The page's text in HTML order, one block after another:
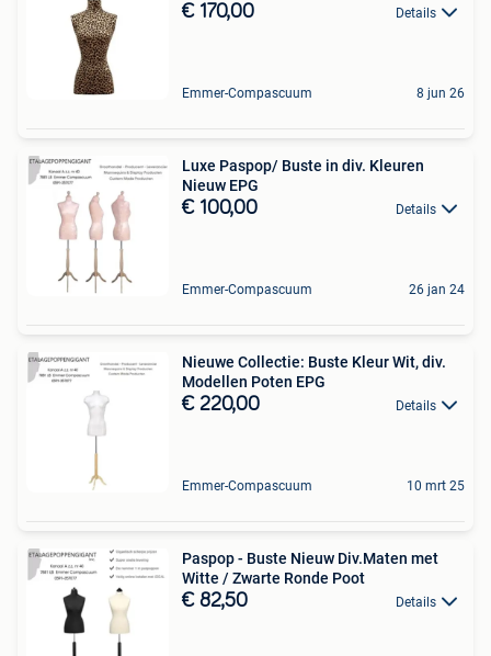
€ 170,00 Details
Emmer-Compascuum 8 jun 26
Luxe Paspop/ Buste in div. Kleuren
Nieuw EPG
€ 100,00 Details
Emmer-Compascuum 26 jan 24
Nieuwe Collectie: Buste Kleur Wit, div.
Modellen Poten EPG
€ 220,00 Details
Emmer-Compascuum 10 mrt 25
Paspop - Buste Nieuw Div.Maten met
Witte / Zwarte Ronde Poot
€ 82,50 Details